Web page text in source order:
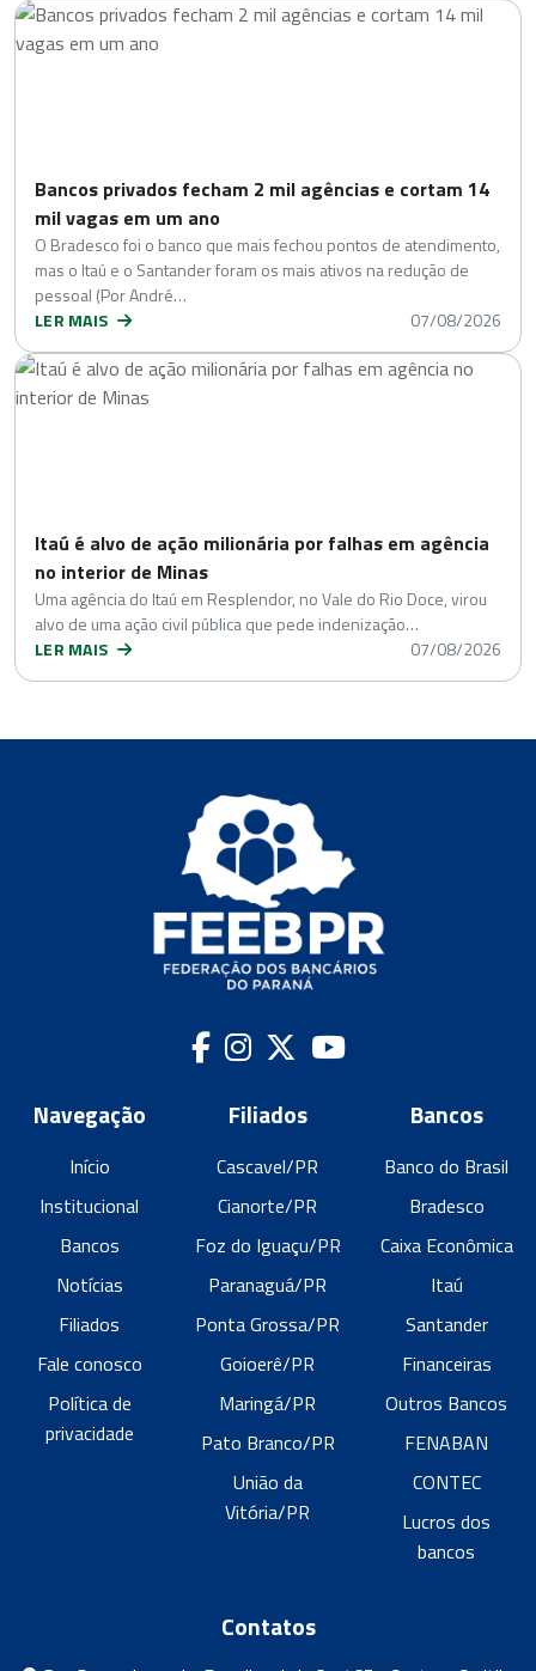
Bancos privados fecham 2 mil agências e cortam 14
mil vagas em um ano
O Bradesco foi o banco que mais fechou pontos de atendimento,
mas o Itaú e o Santander foram os mais ativos na redução de
pessoal (Por André…
LER MAIS
07/08/2026
Itaú é alvo de ação milionária por falhas em agência
no interior de Minas
Uma agência do Itaú em Resplendor, no Vale do Rio Doce, virou
alvo de uma ação civil pública que pede indenização…
LER MAIS
07/08/2026
Navegação
Início
Institucional
Bancos
Notícias
Filiados
Fale conosco
Política de
privacidade
Filiados
Cascavel/PR
Cianorte/PR
Foz do Iguaçu/PR
Paranaguá/PR
Ponta Grossa/PR
Goioerê/PR
Maringá/PR
Pato Branco/PR
União da
Vitória/PR
Bancos
Banco do Brasil
Bradesco
Caixa Econômica
Itaú
Santander
Financeiras
Outros Bancos
FENABAN
CONTEC
Lucros dos
bancos
Contatos